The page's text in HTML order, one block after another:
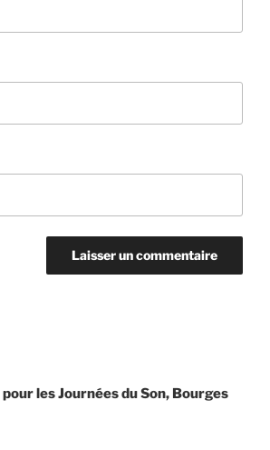
pour les Journées du Son, Bourges